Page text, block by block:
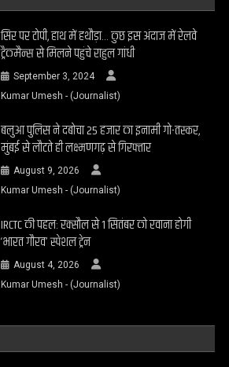
सिर पर टोपी, हाथ में हथौड़ा… कुछ इस अंदाज में रेलवे
ट्रैकमैन्स से मिलने पहुंचे राहुल गांधी
September 3, 2024
Kumar Umesh - (Journalist)
बलुआ पुलिस ने दबोचा 25 हजार का इनामी गो-तस्कर,
मुंबई से लौटते ही लक्ष्मणगढ़ से गिरफ्तार
August 9, 2026
Kumar Umesh - (Journalist)
IRCTC की पहल: रक्सौल से 1 सितंबर को रवाना होगी
‘भारत गौरव’ स्पेशल ट्रेन
August 4, 2026
Kumar Umesh - (Journalist)